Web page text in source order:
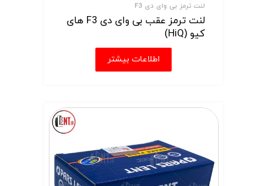
لنت ترمز بی وای دی F3
لنت ترمز عقب بی وای دی F3 های
کیو (HiQ)
اطلاعات بیشتر